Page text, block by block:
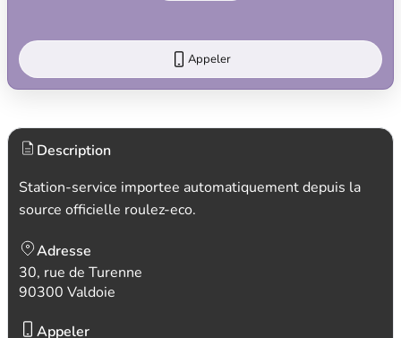
Appeler
Description
Station-service importee automatiquement depuis la
source officielle roulez-eco.
Adresse
30, rue de Turenne
90300 Valdoie
Appeler